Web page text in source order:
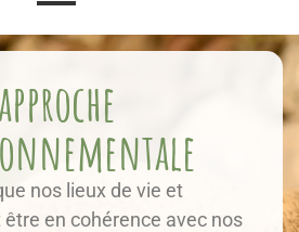
nos lieux de vie et
être en cohérence avec nos